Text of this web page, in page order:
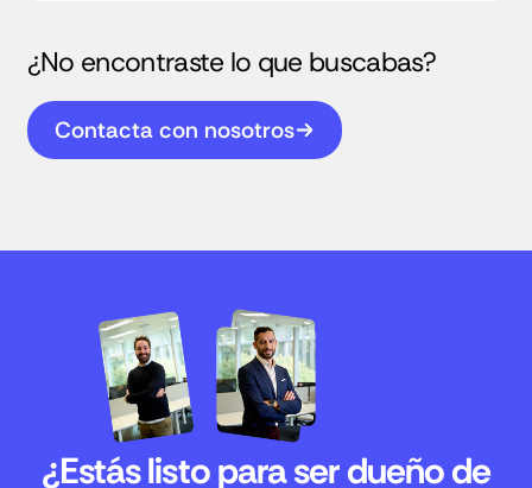
¿No encontraste lo que buscabas?
Contacta con nosotros
¿Estás listo para ser dueño de